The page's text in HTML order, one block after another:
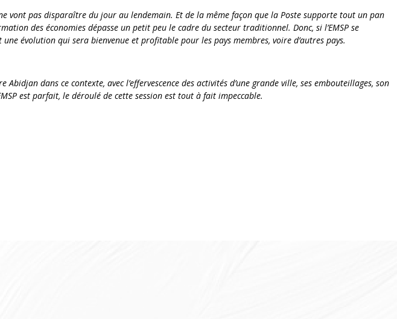
vont pas disparaître du jour au lendemain. Et de la même façon que la Poste supporte tout un pan
des économies dépasse un petit peu le cadre du secteur traditionnel. Donc, si l’EMSP se
évolution qui sera bienvenue et profitable pour les pays membres, voire d’autres pays.
dans ce contexte, avec l’effervescence des activités d’une grande ville, ses embouteillages, son
est parfait, le déroulé de cette session est tout à fait impeccable.